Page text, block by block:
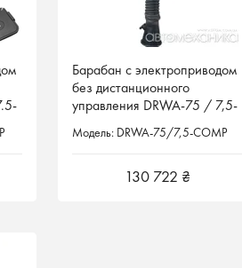
Барабан с электроприводом
без дистанционного
управления DRWA-75 / 7,5-
COMP Filcar Італія
Модель: DRWA-75/7,5-COMP
130 722 ₴
Барабан с электроприводом
без дистанционного
управления DRWA-75 / 7,5-
COMP Filcar Італія
Модель: DRWA-75/7,5-COMP
130 722 ₴